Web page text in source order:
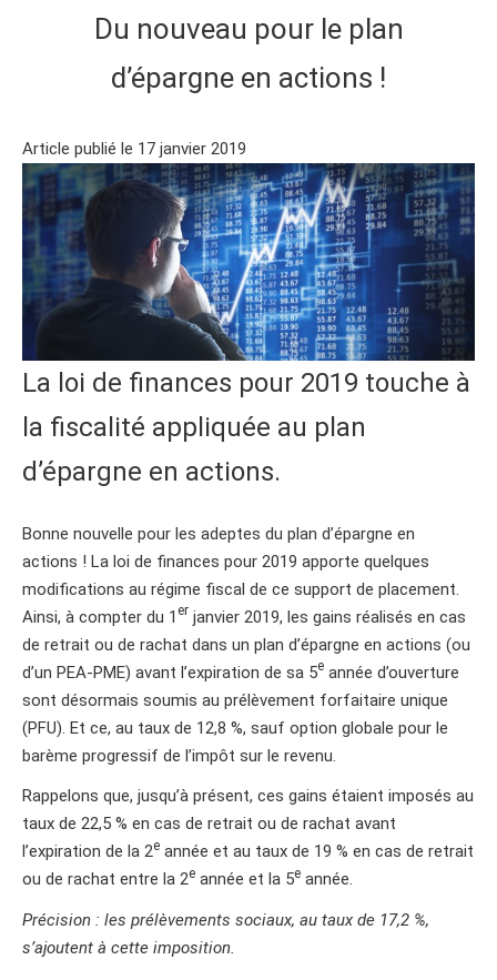
Du nouveau pour le plan
d’épargne en actions !
Article publié le 17 janvier 2019
La loi de finances pour 2019 touche à
la fiscalité appliquée au plan
d’épargne en actions.
Bonne nouvelle pour les adeptes du plan d’épargne en
actions ! La loi de finances pour 2019 apporte quelques
modifications au régime fiscal de ce support de placement.
Ainsi, à compter du 1 er janvier 2019, les gains réalisés en cas
de retrait ou de rachat dans un plan d’épargne en actions (ou
d’un PEA-PME) avant l’expiration de sa 5e année d’ouverture
sont désormais soumis au prélèvement forfaitaire unique
(PFU). Et ce, au taux de 12,8 %, sauf option globale pour le
barème progressif de l’impôt sur le revenu.
Rappelons que, jusqu’à présent, ces gains étaient imposés au
taux de 22,5 % en cas de retrait ou de rachat avant
l’expiration de la 2e année et au taux de 19 % en cas de retrait
ou de rachat entre la 2e année et la 5e année.
Précision : les prélèvements sociaux, au taux de 17,2 %,
s’ajoutent à cette imposition.